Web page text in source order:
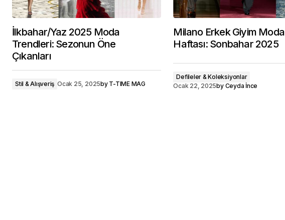
İlkbahar/Yaz 2025 Moda
Trendleri: Sezonun Öne
Çıkanları
Stil & Alışveriş Ocak 25, 2025by T-TIME MAG
Milano Erkek Giyim Moda
Haftası: Sonbahar 2025
Defileler & Koleksiyonlar
Ocak 22, 2025by Ceyda İnce